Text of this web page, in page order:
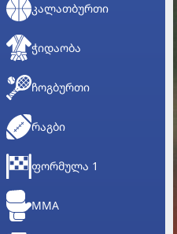
ᲙᲐᲚᲐᲗᲑᲣᲠᲗᲘ
ᲭᲘᲓᲐᲝᲑᲐ
ᲩᲝᲒᲑᲣᲠᲗᲘ
ᲠᲐᲒᲑᲘ
ᲤᲝᲠᲛᲣᲚᲐ 1
MMA